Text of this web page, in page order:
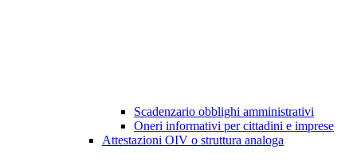
Scadenzario obblighi amministrativi
Oneri informativi per cittadini e imprese
Attestazioni OIV o struttura analoga